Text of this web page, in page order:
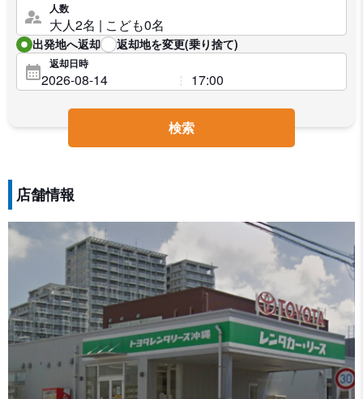
人数
出発地へ返却 返却地を変更(乗り捨て)
返却日時
検索
店舗情報